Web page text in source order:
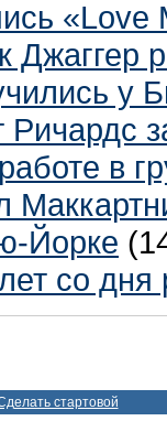
«Love
Джаггер
у
Ричардс
в
Йорке
со
стартовой